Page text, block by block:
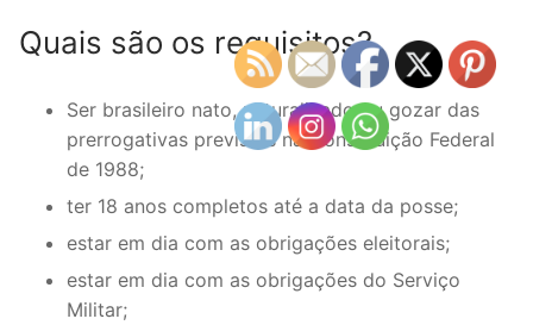
Quais são os requisitos?
Ser brasileiro nato, naturalizado ou gozar das
prerrogativas previstas na Constituição Federal
de 1988;
ter 18 anos completos até a data da posse;
estar em dia com as obrigações eleitorais;
estar em dia com as obrigações do Serviço
Militar;